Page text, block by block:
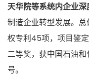
天华院等系统内企业深
制造企业转型发展。
权专利45项，项目鉴
二等奖，获中国石油
号。